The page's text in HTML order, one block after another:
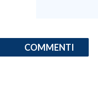
COMMENTI